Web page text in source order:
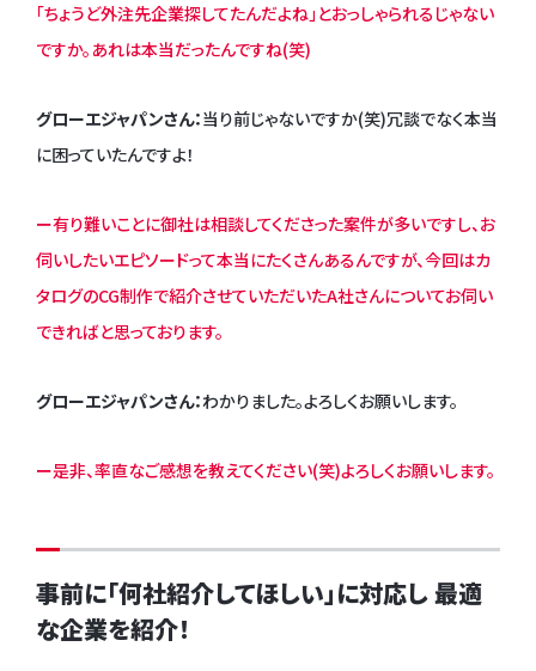
「ちょうど外注先企業探してたんだよね」とおっしゃられるじゃない
ですか。あれは本当だったんですね(笑)
グローエジャパンさん：当り前じゃないですか(笑)冗談でなく本当
に困っていたんですよ！
ー有り難いことに御社は相談してくださった案件が多いですし、お
伺いしたいエピソードって本当にたくさんあるんですが、今回はカ
タログのCG制作で紹介させていただいたA社さんについてお伺い
できればと思っております。
グローエジャパンさん：わかりました。よろしくお願いします。
ー是非、率直なご感想を教えてください(笑)よろしくお願いします。
事前に「何社紹介してほしい」に対応し 最適
な企業を紹介！